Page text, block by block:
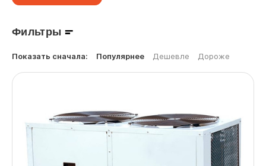
Фильтры
Показать сначала: Популярнее Дешевле Дороже